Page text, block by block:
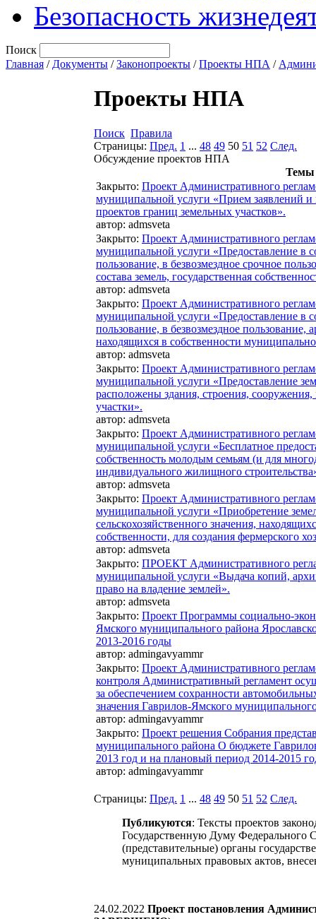
Безопасность
Поиск
Главная / Документы /Законопроекты /Проекты НПА /
Проекты НПА
Поиск Правила
Страницы: Пред. 1 ... 48 49 50 51 52 След.
Обсуждение проектов НПА
Темы
Закрыто: Проект Административного
муниципальной услуги «Прием заявлений и
проектов границ земельных участков».
автор: admsveta
Закрыто: Проект Административного
муниципальной услуги «Предоставление в
пользование, в безвозмездное срочное
состава земель, государственная
автор: admsveta
Закрыто: Проект Административного
муниципальной услуги «Предоставление в
пользование, в безвозмездное пользование,
находящихся в собственности
автор: admsveta
Закрыто: Проект Административного
муниципальной услуги «Предоставление
расположены здания, строения,
участки».
автор: admsveta
Закрыто: Проект Административного
муниципальной услуги «Бесплатное
собственность молодым семьям (и для
индивидуального жилищного
автор: admsveta
Закрыто: Проект Административного
муниципальной услуги «Приобретение
сельскохозяйственного значения,
собственности, для создания фермерского
автор: admsveta
Закрыто: ПРОЕКТ Административного
муниципальной услуги «Выдача копий,
право на владение землей».
автор: admsveta
Закрыто: Проект Программы социально-
Ямского муниципального района
2013-2016 годы
автор: admingavyammr
Закрыто: Проект Административного
контроля Административный регламент
за обеспечением сохранности
значения Гаврилов-Ямского
автор: admingavyammr
Закрыто: Проект решения Собрания
муниципального района О бюджете
2013 год и на плановый период 2014-2015
автор: admingavyammr
Страницы: Пред. 1 ... 48 49 50 51 52 След.
Публикуются: Тексты проектов
Государственную Думу Федерального
(представительные) органы
муниципальных правовых актов,
24.02.2022 Проект постановления